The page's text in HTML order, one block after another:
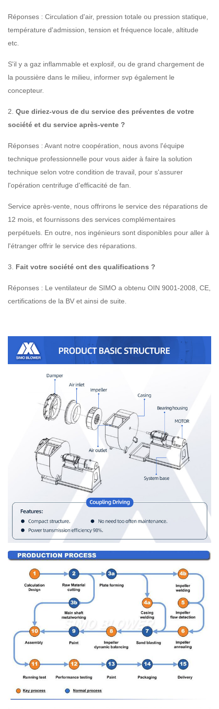
Réponses : Circulation d'air, pression totale ou pression statique,
température d'admission, tension et fréquence locale, altitude
etc.
S'il y a gaz inflammable et explosif, ou de grand chargement de
la poussière dans le milieu, informer svp également le
concepteur.
2. Que diriez-vous de du service des préventes de votre
société et du service après-vente ?
Réponses : Avant notre coopération, nous avons l'équipe
technique professionnelle pour vous aider à faire la solution
technique selon votre condition de travail, pour s'assurer
l'opération centrifuge d'efficacité de fan.
Service après-vente, nous offrirons le service des réparations de
12 mois, et fournissons des services complémentaires
perpétuels. En outre, nos ingénieurs sont disponibles pour aller à
l'étranger offrir le service des réparations.
3. Fait votre société ont des qualifications ?
Réponses : Le ventilateur de SIMO a obtenu OIN 9001-2008, CE,
certifications de la BV et ainsi de suite.